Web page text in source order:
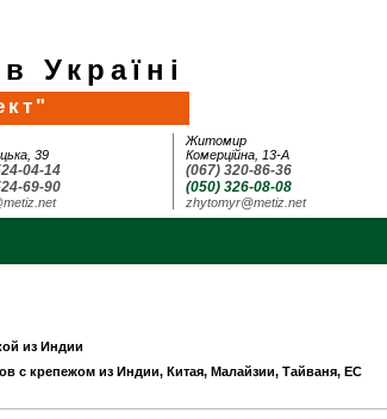
Україні
39
04-14
69-90
Житомир
Комерційна, 13-А
(067) 320-86-36
(050) 326-08-08
zhytomyr@metiz.net
из Индии
с крепежом из Индии, Китая, Малайзии, Тайваня, ЕС